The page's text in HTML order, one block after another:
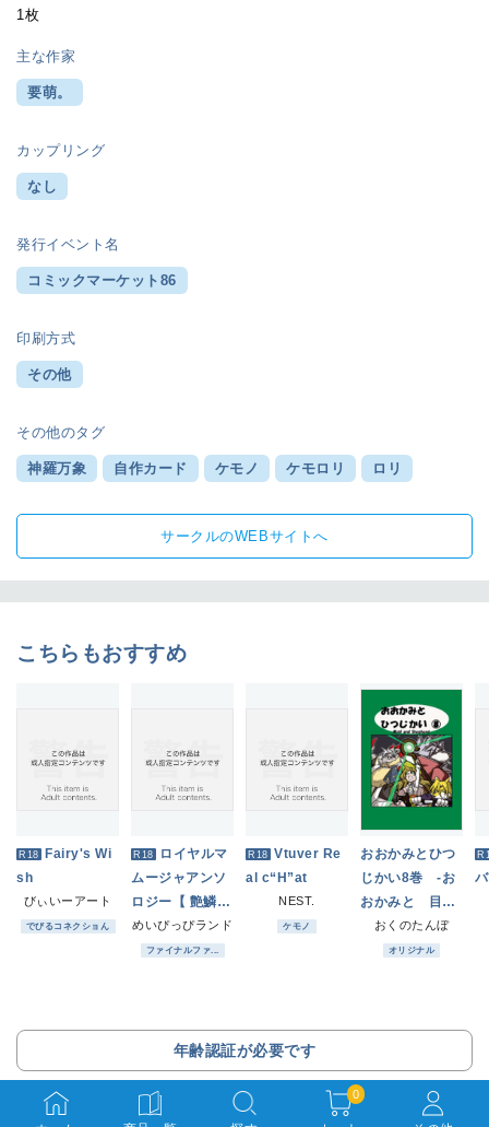
1枚
主な作家
要萌。
カップリング
なし
発行イベント名
コミックマーケット86
印刷方式
その他
その他のタグ
神羅万象 自作カード ケモノ ケモロリ ロリ
サークルのWEBサイトへ
こちらもおすすめ
R18 Fairy's Wi
sh
びぃいーアート
でびるコネクショん
R18 ロイヤルマ
ムージャアンソ
ロジー【 艶鱗
― Lustrous Sc
ales ― 】
めいぴっぴランド
ファイナルファ...
R18 Vtuver Re
al c“H”at
NEST.
ケモノ
おおかみとひつ
じかい8巻 -お
おかみと 目覚
めたひつじかい-
おくのたんぼ
オリジナル
年齢認証が必要です
0